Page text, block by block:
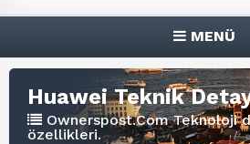
MENÜ
Huawei Teknik
Ownerspost.Com Teknoloji
özellikleri.